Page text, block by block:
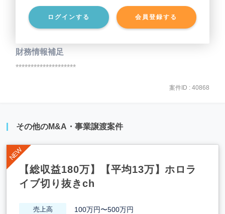
ログインする 会員登録する
事業負債 ********************
財務情報補足
********************
案件ID : 40868
その他のM&A・事業譲渡案件
【総収益180万】【平均13万】ホロラ
イブ切り抜きch
売上高 100万円〜500万円